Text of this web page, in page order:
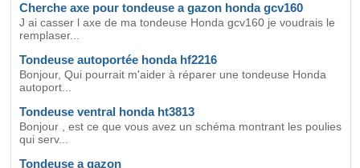
Cherche axe pour tondeuse a gazon honda gcv160
J ai casser l axe de ma tondeuse Honda gcv160 je voudrais le
remplaser...
Tondeuse autoportée honda hf2216
Bonjour, Qui pourrait m'aider à réparer une tondeuse Honda
autoport...
Tondeuse ventral honda ht3813
Bonjour , est ce que vous avez un schéma montrant les poulies
qui serv...
Tondeuse a gazon